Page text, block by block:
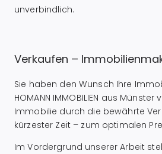
unverbindlich.
Verkaufen –
Sie haben den Wunsch Ihre
HOMANN IMMOBILIEN aus
Immobilie durch die bewährte
kürzester Zeit – zum optimalen
Im Vordergrund unserer Arbeit